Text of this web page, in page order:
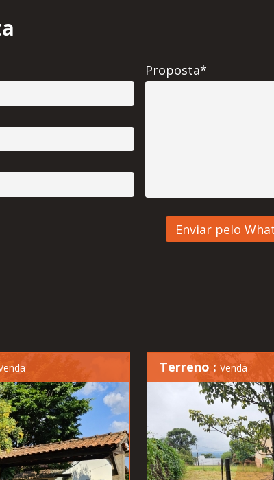
Proposta*
Terreno : Venda